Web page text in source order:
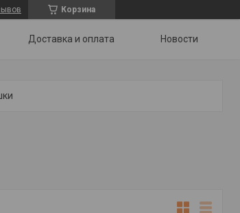
Корзина
Доставка и оплата Новости